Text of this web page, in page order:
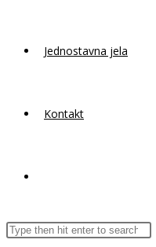
Jednostavna jela
Kontakt
website
Search